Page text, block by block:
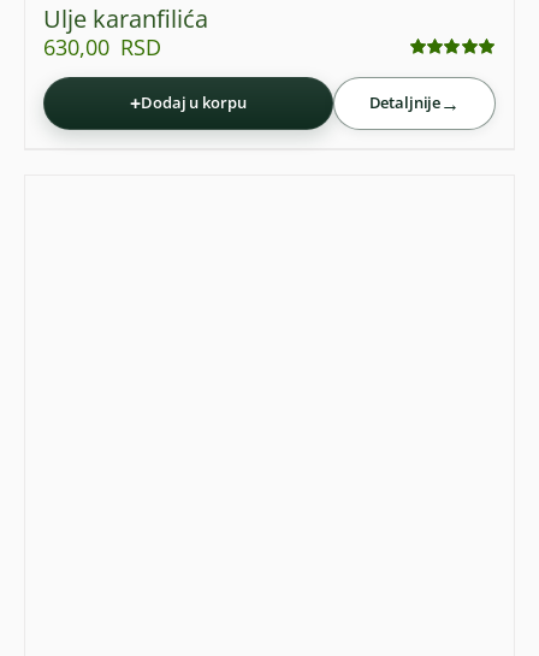
Ulje karanfilića
630,00 RSD
+Dodaj u korpu Detaljnije→